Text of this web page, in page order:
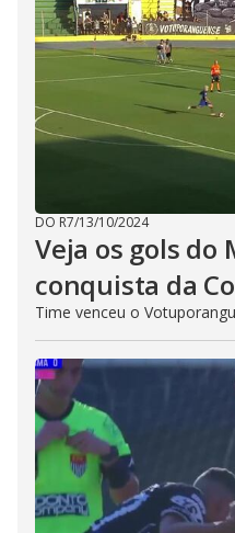
DO R7/13/10/2024
Veja os gols do
conquista da
Time venceu o